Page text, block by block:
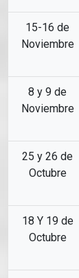
15-16 de
Noviembre
8 y 9 de
Noviembre
25 y 26 de
Octubre
18 Y 19 de
Octubre